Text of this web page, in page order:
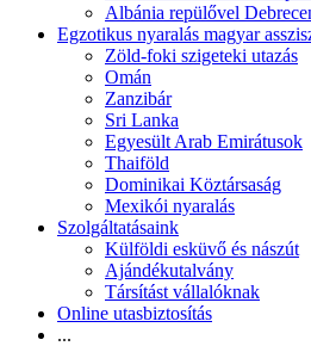
Albánia repülővel
Egzotikus nyaralás magyar
Zöld-foki szigeteki utazás
Omán
Zanzibár
Sri Lanka
Egyesült Arab Emirátusok
Thaiföld
Dominikai Köztársaság
Mexikói nyaralás
Szolgáltatásaink
Külföldi esküvő és nászút
Ajándékutalvány
Társítást vállalóknak
Online utasbiztosítás
...